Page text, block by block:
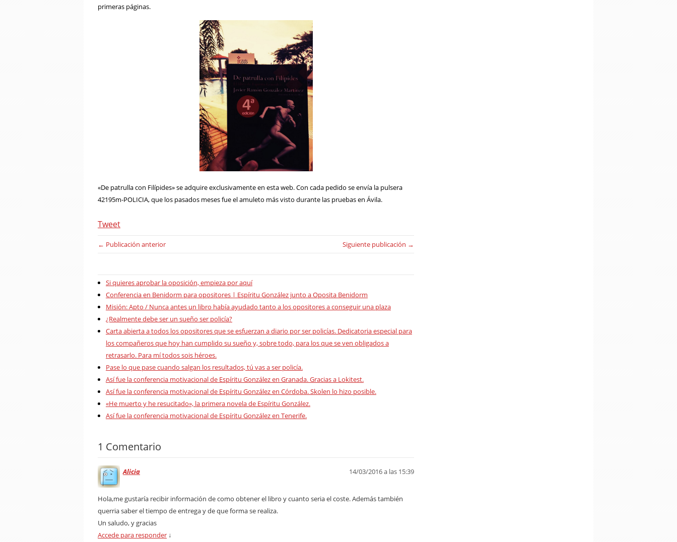
primeras páginas.
«De patrulla con Filípides» se adquire exclusivamente en esta web. Con cada pedido se envía la pulsera
42195m-POLICIA, que los pasados meses fue el amuleto más visto durante las pruebas en Ávila.
Tweet
← Publicación anterior Siguiente publicación →
Si quieres aprobar la oposición, empieza por aquí
Conferencia en Benidorm para opositores | Espíritu González junto a Oposita Benidorm
Misión: Apto / Nunca antes un libro había ayudado tanto a los opositores a conseguir una plaza
¿Realmente debe ser un sueño ser policía?
Carta abierta a todos los opositores que se esfuerzan a diario por ser policías. Dedicatoria especial para
los compañeros que hoy han cumplido su sueño y, sobre todo, para los que se ven obligados a
retrasarlo. Para mí todos sois héroes.
Pase lo que pase cuando salgan los resultados, tú vas a ser policía.
Así fue la conferencia motivacional de Espíritu González en Granada. Gracias a Lokitest.
Así fue la conferencia motivacional de Espíritu González en Córdoba. Skolen lo hizo posible.
«He muerto y he resucitado», la primera novela de Espíritu González.
Así fue la conferencia motivacional de Espíritu González en Tenerife.
1 Comentario
Alicia 14/03/2016 a las 15:39
Hola,me gustaría recibir información de como obtener el libro y cuanto seria el coste. Además también
querria saber el tiempo de entrega y de que forma se realiza.
Un saludo, y gracias
Accede para responder ↓